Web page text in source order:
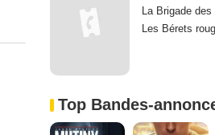
La Brigade
Les Bérets
Top Bandes-
Mutiny Bande-annonce VO STFR Spider-Man: Brand New Day Bande-annonce VO STFR